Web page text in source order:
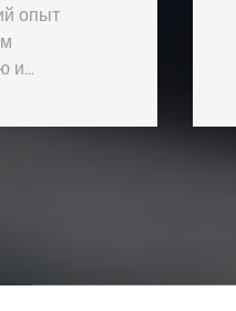
опыт
и